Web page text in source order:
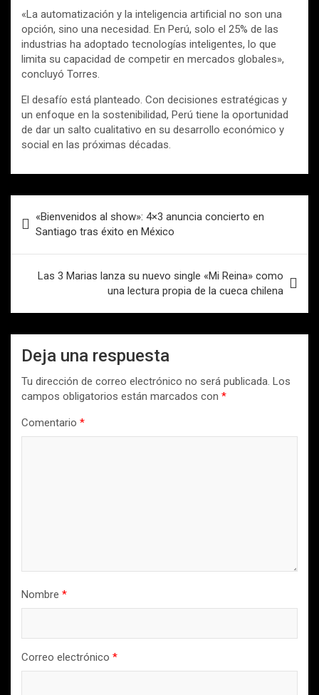
«La automatización y la inteligencia artificial no son una
opción, sino una necesidad. En Perú, solo el 25% de las
industrias ha adoptado tecnologías inteligentes, lo que
limita su capacidad de competir en mercados globales»,
concluyó Torres.
El desafío está planteado. Con decisiones estratégicas y
un enfoque en la sostenibilidad, Perú tiene la oportunidad
de dar un salto cualitativo en su desarrollo económico y
social en las próximas décadas.
de
entradas
«Bienvenidos al show»: 4×3 anuncia concierto en
Santiago tras éxito en México
Las 3 Marias lanza su nuevo single «Mi Reina» como
una lectura propia de la cueca chilena
Deja una respuesta
Tu dirección de correo electrónico no será publicada. Los
campos obligatorios están marcados con *
Comentario *
Nombre *
Correo electrónico *